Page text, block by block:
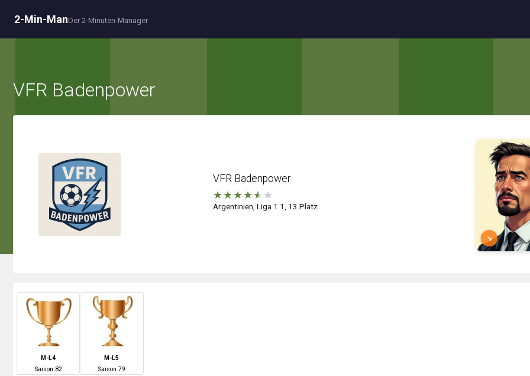
2-Min-ManDer 2-Minuten-Manager
VFR Badenpower
VFR Badenpower
★★★★★ ★
Argentinien, Liga 1.1, 13.Platz
↘
M-L4
Saison 82
M-L5
Saison 79